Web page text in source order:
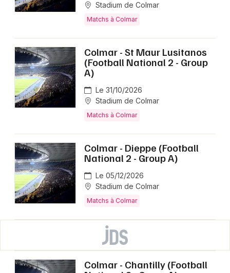
Stadium de Colmar
Matchs à Colmar
Colmar - St Maur Lusitanos
(Football National 2 - Group
A)
Le 31/10/2026
Stadium de Colmar
Matchs à Colmar
Colmar - Dieppe (Football
National 2 - Group A)
Le 05/12/2026
Stadium de Colmar
Matchs à Colmar
Colmar - Chantilly (Football